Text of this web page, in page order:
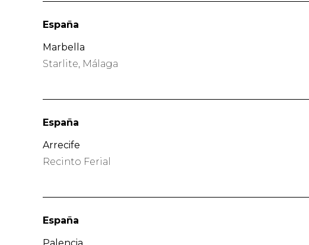
España
Marbella
Starlite, Málaga
España
Arrecife
Recinto Ferial
España